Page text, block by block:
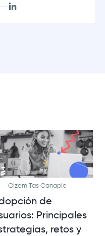
Gizem Tas Canaple
de
Principales
retos y